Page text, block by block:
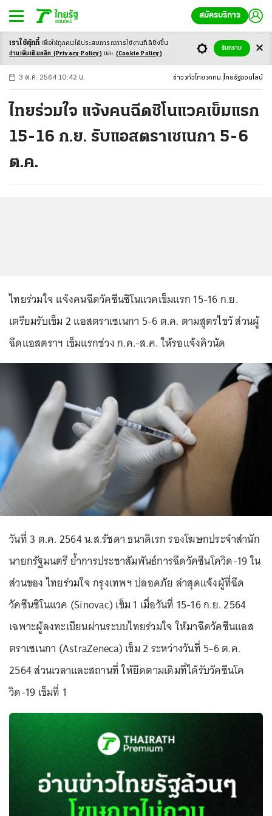
สมัครบริการ
-ก ก ก+
3 ต.ค. 2564 10:42 น. ข่าว ทั่วไทย กทม. ไทยรัฐออนไลน์
ไทยร่วมใจ แจ้งคนฉีดซิโนแวคเข็มแรก
15-16 ก.ย. รับแอสตราเซเนกา 5-6
ต.ค.
ไทยร่วมใจ แจ้งคนฉีดวัคซีนซิโนแวคเข็มแรก 15-16 ก.ย.
เตรียมรับเข็ม 2 แอสตราเซเนกา 5-6 ต.ค. ตามสูตรไขว้ ส่วนผู้
ฉีดแอสตราฯ เข็มแรกช่วง ก.ค.-ส.ค. ให้รอแจ้งคิวนัด
วันที่ 3 ต.ค. 2564 น.ส.รัชดา ธนาดิเรก รองโฆษกประจำสำนัก
นายกรัฐมนตรี ย้ำการประชาสัมพันธ์การฉีดวัคซีนโควิด-19 ใน
ส่วนของ ไทยร่วมใจ กรุงเทพฯ ปลอดภัย ล่าสุดแจ้งผู้ที่ฉีด
วัคซีนซิโนแวค (Sinovac) เข็ม 1 เมื่อวันที่ 15-16 ก.ย. 2564
เฉพาะผู้ลงทะเบียนผ่านระบบไทยร่วมใจ ให้มาฉีดวัคซีนแอส
ตราเซเนกา (AstraZeneca) เข็ม 2 ระหว่างวันที่ 5-6 ต.ค.
2564 ส่วนเวลาและสถานที่ ให้ยึดตามเดิมที่ได้รับวัคซีนโค
วิด-19 เข็มที่ 1
เราใช้คุ้กกี้ เพื่อให้ทุกคนได้ประสบการณ์การใช้งานที่ดียิ่งขึ้น
อ่านเพิ่มเติมคลิก (Privacy Policy) และ (Cookie Policy)
รับทราบ